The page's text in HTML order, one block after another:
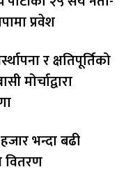
प्रवेश
र क्षतिपूर्तिको
मोर्चाद्वारा
भन्दा बढी
वितरण